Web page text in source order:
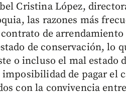
Cristina López,
las razones más
de
de conservación, lo
o incluso el mal estado
de pagar el
con la convivencia